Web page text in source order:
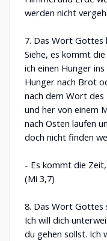
werden nicht
7. Das Wort Gottes
Siehe, es kommt
ich einen Hunger
Hunger nach Brot
nach dem Wort des
und her von einem
nach Osten laufen
doch nicht finden
- Es kommt die
(Mi 3,7)
8. Das Wort Gottes
Ich will dich
du gehen sollst. Ich